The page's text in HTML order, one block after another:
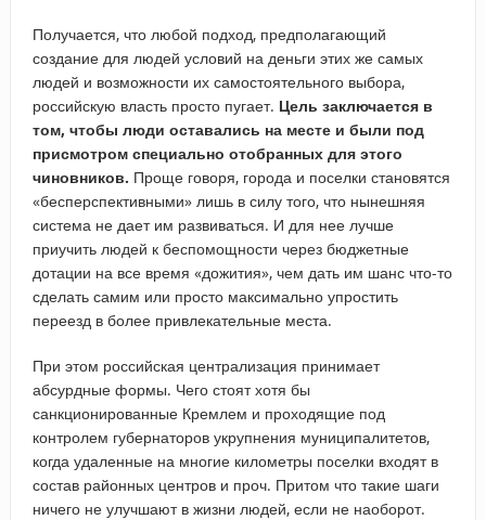
Получается, что любой подход, предполагающий
создание для людей условий на деньги этих же самых
людей и возможности их самостоятельного выбора,
российскую власть просто пугает. Цель заключается в
том, чтобы люди оставались на месте и были под
присмотром специально отобранных для этого
чиновников. Проще говоря, города и поселки становятся
«бесперспективными» лишь в силу того, что нынешняя
система не дает им развиваться. И для нее лучше
приучить людей к беспомощности через бюджетные
дотации на все время «дожития», чем дать им шанс что-то
сделать самим или просто максимально упростить
переезд в более привлекательные места.
При этом российская централизация принимает
абсурдные формы. Чего стоят хотя бы
санкционированные Кремлем и проходящие под
контролем губернаторов укрупнения муниципалитетов,
когда удаленные на многие километры поселки входят в
состав районных центров и проч. Притом что такие шаги
ничего не улучшают в жизни людей, если не наоборот.